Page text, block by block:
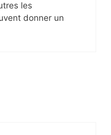
les
donner un